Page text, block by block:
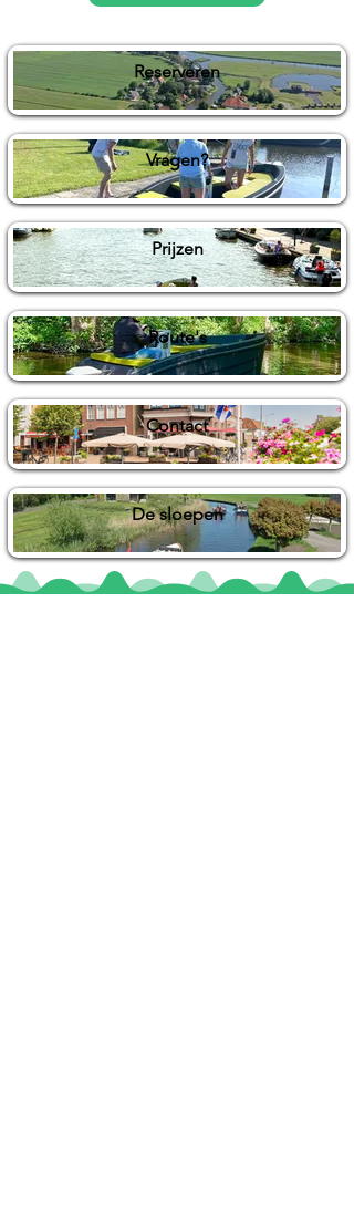
Reserveren
Vragen?
Prijzen
Route's
Contact
De sloepen